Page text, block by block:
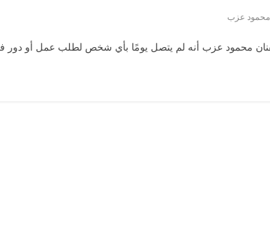
محمود عزب
محمود عزب أنه لم يتصل يومًا بأي شخص لطلب عمل أو دور